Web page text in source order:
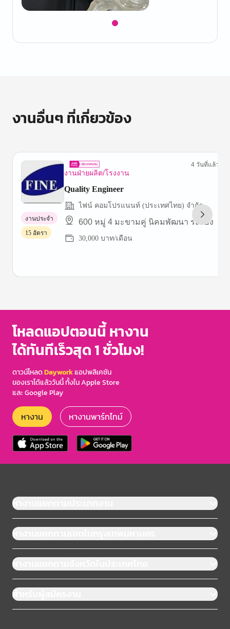
งานอื่นๆ ที่เกี่ยวข้อง
งานฝ่ายผลิต/โรงงาน
4 วันที่แล้ว
Quality Engineer
ไฟน์ คอมโปรแนนท์ (ประเทศไทย) จำกัด
600 หมู่ 4 มะขามคู่ นิคมพัฒนา ระยอง
30,000 บาท/เดือน
งานประจำ
15 อัตรา
of
โหลดแอปตอนนี้ หางาน
ได้ทันทีเร็วสุด 1 ชั่วโมง!
ดาวน์โหลดDayworkแอปพลิเคชัน
ของเราได้แล้ววันนี้ ทั้งใน Apple Store
และ Google Play
หางาน หางานพาร์ทไทม์
หางานแยกตามประเภทงาน
หางานแยกตามเขตในกรุงเทพมหานคร
หางานแยกตามจังหวัดในประเทศไทย
สำหรับผู้สมัครงาน